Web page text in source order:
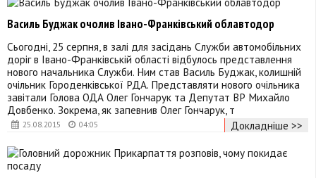
25.08.2015 04:05
Василь Буджак очолив Івано-Франківський облавтодор
Сьогодні, 25 серпня, в залі для засідань Служби автомобільних
доріг в Івано-Франківській області відбулось представлення
нового начальника Служби. Ним став Василь Буджак, колишній
очільник Городенківської РДА. Представляти нового очільника
завітали Голова ОДА Олег Гончарук та Депутат ВР Михайло
Довбенко. Зокрема, як запевнив Олег Гончарук, т
Докладніше >>